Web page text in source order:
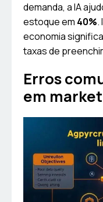
demanda, a IA
estoque em 40%.
economia
taxas de
Erros
em